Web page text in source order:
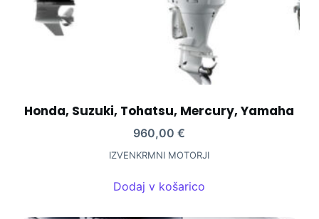
Honda, Suzuki, Tohatsu, Mercury, Yamaha
960,00€
IZVENKRMNI MOTORJI
Dodaj v košarico